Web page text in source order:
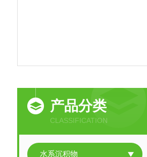
产品分类
CLASSIFICATION
水系沉积物